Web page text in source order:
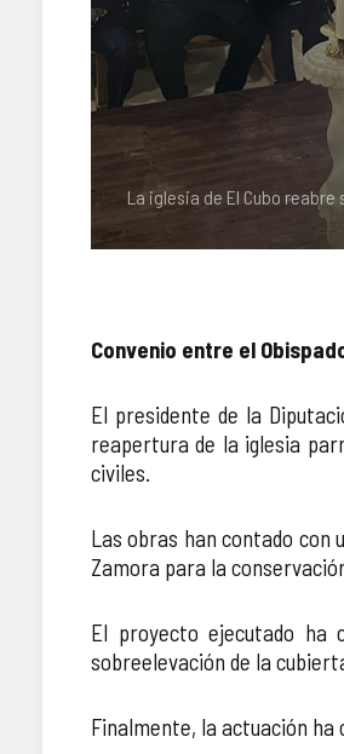
La iglesia de El Cubo reabre
Convenio entre el
El presidente de la
reapertura de la iglesia
civiles.
Las obras han contado con
Zamora para la
El proyecto ejecutado ha
sobreelevación de la
Finalmente, la actuación